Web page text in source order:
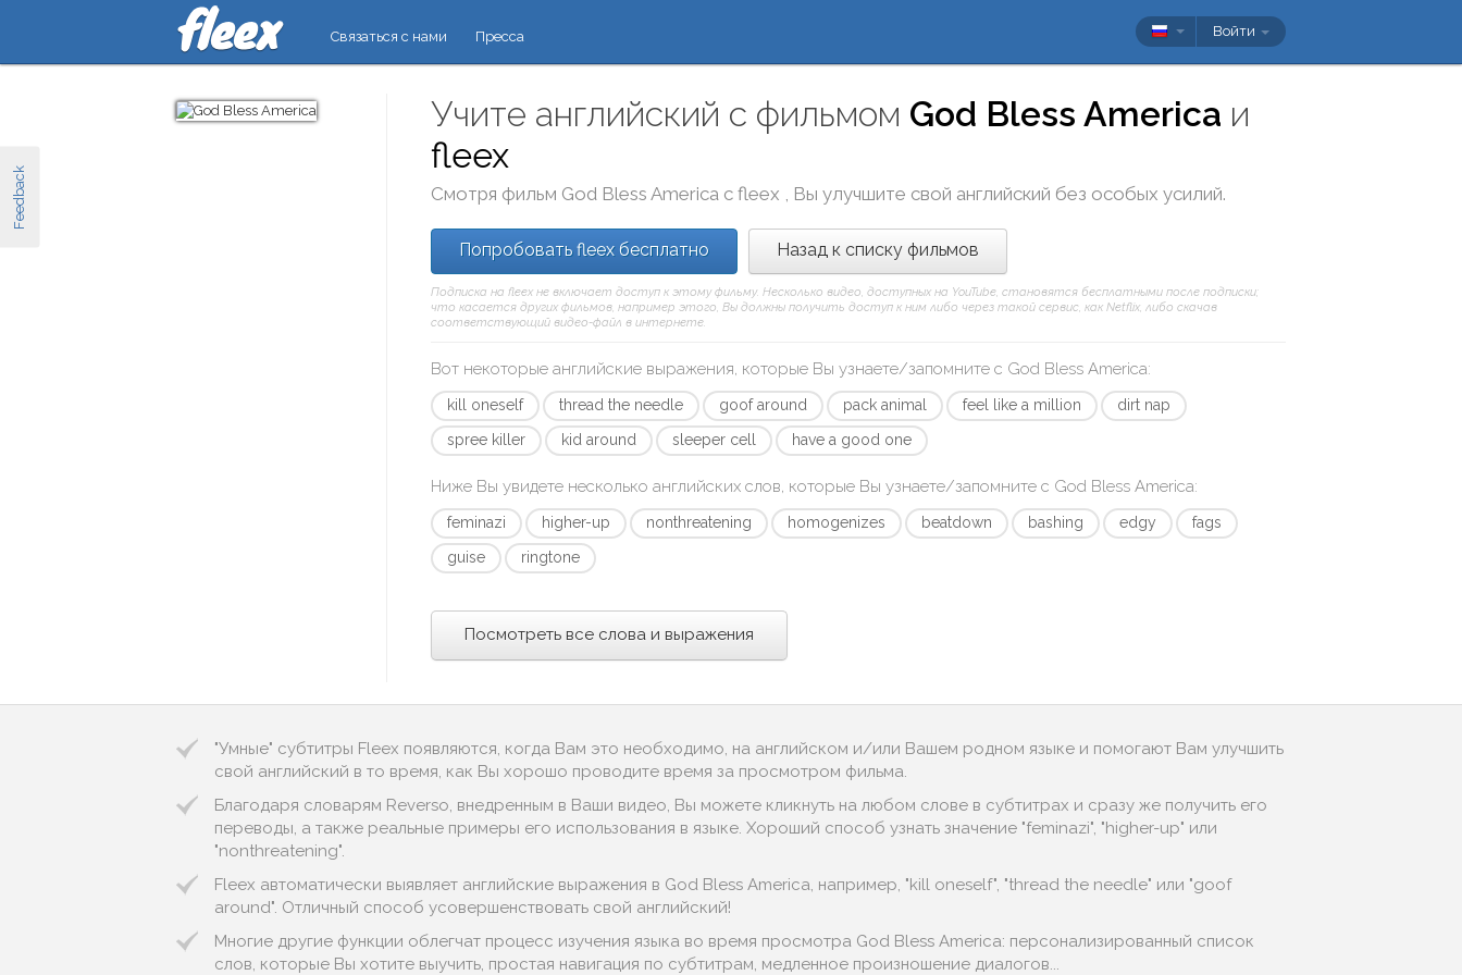
Feedback
Связаться с нами Пресса Войти
Учите английский с фильмом God Bless America и
fleex
Смотря фильм God Bless America сfleex , Вы улучшите свой английский без особых усилий.
Попробовать fleex бесплатно Назад к списку фильмов
Подписка на fleex не включает доступ к этому фильму. Несколько видео, доступных на YouTube, становятся бесплатными после подписки;
что касается других фильмов, например этого, Вы должны получить доступ к ним либо через такой сервис, как Netflix, либо скачав
соответствующий видео-файл в интернете.
Вот некоторые английские выражения, которые Вы узнаете/запомните с God Bless America:
kill oneself thread the needle goof around pack animal feel like a million
dirt nap
spree killer
kid around sleeper cell have a good one
Ниже Вы увидете несколько английских слов, которые Вы узнаете/запомните с God Bless America:
feminazi higher-up nonthreatening homogenizes beatdown bashing edgy
fags
guise
ringtone
Посмотреть все слова и выражения
"Умные" субтитры Fleex появляются, когда Вам это необходимо, на английском и/или Вашем родном языке и помогают Вам улучшить
свой английский в то время, как Вы хорошо проводите время за просмотром фильма.
Благодаря словарям Reverso, внедренным в Ваши видео, Вы можете кликнуть на любом слове в субтитрах и сразу же получить его
переводы, а также реальные примеры его использования в языке. Хороший способ узнать значение "feminazi", "higher-up" или
"nonthreatening".
Fleex автоматически выявляет английские выражения в God Bless America, например, "kill oneself", "thread the needle" или "goof
around". Отличный способ усовершенствовать свой английский!
Многие другие функции облегчат процесс изучения языка во время просмотра God Bless America: персонализированный список
слов, которые Вы хотите выучить, простая навигация по субтитрам, медленное произношение диалогов...